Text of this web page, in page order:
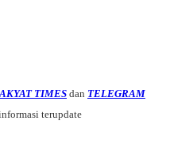
TIMESdan TELEGRAM
terupdate